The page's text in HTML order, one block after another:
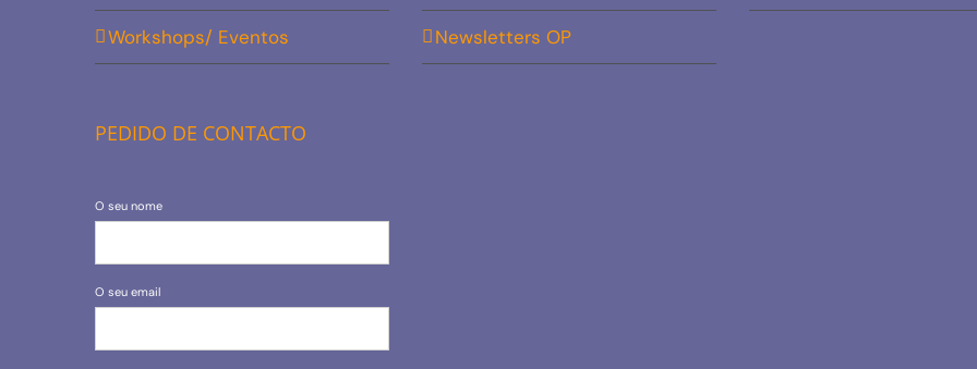
Workshops/ Eventos
PEDIDO DE CONTACTO
O seu nome
O seu email
Newsletters OP